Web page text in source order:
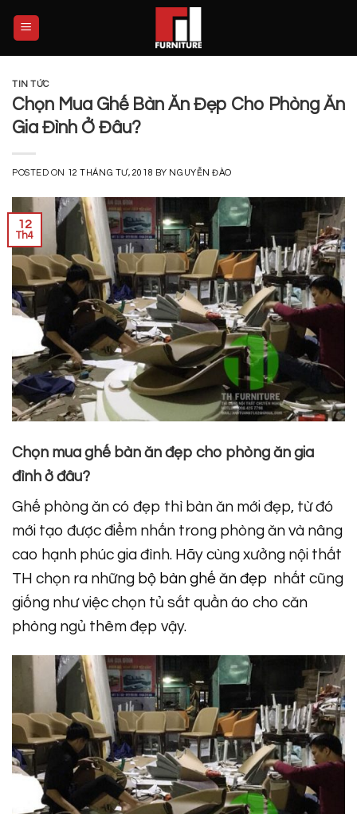
TIN TỨC
Chọn Mua Ghế Bàn Ăn Đẹp Cho Phòng Ăn
Gia Đình Ở Đâu?
POSTED ON 12 THÁNG TƯ, 2018 BY NGUYỄN ĐÀO
12
Th4
Chọn mua ghế bàn ăn đẹp cho phòng ăn gia
đình ở đâu?
Ghế phòng ăn có đẹp thì bàn ăn mới đẹp, từ đó
mới tạo được điểm nhấn trong phòng ăn và nâng
cao hạnh phúc gia đình. Hãy cùng xưởng nội thất
TH chọn ra những bộ bàn ghế ăn đẹp nhất cũng
giống như việc chọn tủ sắt quần áo cho căn
phòng ngủ thêm đẹp vậy.